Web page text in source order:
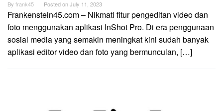
By frank45 Posted onJuly 11, 2023
Frankenstein45.com – Nikmati fitur pengeditan video dan
foto menggunakan aplikasi InShot Pro. Di era penggunaan
sosial media yang semakin meningkat kini sudah banyak
aplikasi editor video dan foto yang bermunculan, […]